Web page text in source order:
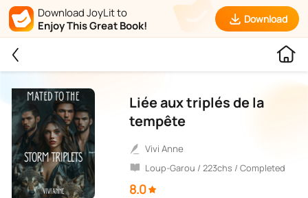
Download JoyLit to
Enjoy This Great Book!
Download
Liée aux triplés de la
tempête
Vivi Anne
Loup-Garou / 223chs / Completed
8.0